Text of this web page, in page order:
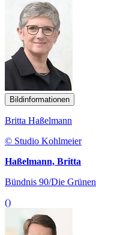
Bildinformationen
Britta Haßelmann
© Studio Kohlmeier
Haßelmann, Britta
Bündnis 90/Die Grünen
()